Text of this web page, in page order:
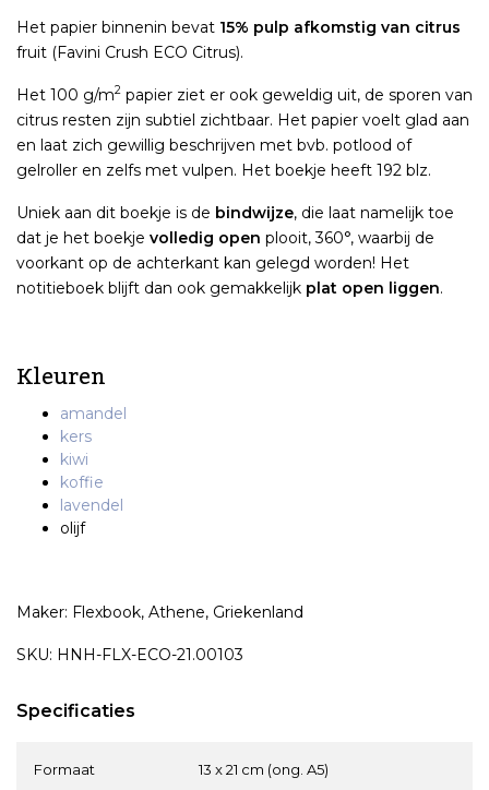
Het papier binnenin bevat 15% pulp afkomstig van citrus
fruit (Favini Crush ECO Citrus).
Het 100 g/m2 papier ziet er ook geweldig uit, de sporen van
citrus resten zijn subtiel zichtbaar. Het papier voelt glad aan
en laat zich gewillig beschrijven met bvb. potlood of
gelroller en zelfs met vulpen. Het boekje heeft 192 blz.
Uniek aan dit boekje is de bindwijze, die laat namelijk toe
dat je het boekje volledig open plooit, 360°, waarbij de
voorkant op de achterkant kan gelegd worden! Het
notitieboek blijft dan ook gemakkelijk plat open liggen.
Kleuren
amandel
kers
kiwi
koffie
lavendel
olijf
Maker: Flexbook, Athene, Griekenland
SKU: HNH-FLX-ECO-21.00103
Specificaties
Formaat 13 x 21 cm (ong. A5)